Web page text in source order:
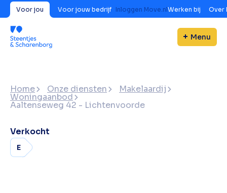
Voor jou Voor jouw bedrijf Inloggen Move.nlWerken bij Over
Menu
Home Onze diensten Makelaardij
Woningaanbod
Aaltenseweg 42 - Lichtenvoorde
Verkocht
E